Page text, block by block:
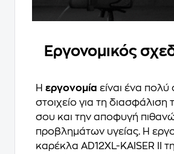
Εργονομικός
Η εργονομία είναι ένα πολύ
στοιχείο για τη διασφάλιση
σου και την αποφυγή
προβλημάτων υγείας. Η
καρέκλα AD12XL-KAISER II